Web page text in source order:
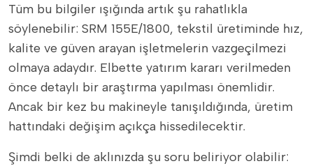
Tüm bu bilgiler ışığında artık şu rahatlıkla
söylenebilir: SRM 155E/1800, tekstil üretiminde hız,
kalite ve güven arayan işletmelerin vazgeçilmezi
olmaya adaydır. Elbette yatırım kararı verilmeden
önce detaylı bir araştırma yapılması önemlidir.
Ancak bir kez bu makineyle tanışıldığında, üretim
hattındaki değişim açıkça hissedilecektir.
Şimdi belki de aklınızda şu soru beliriyor olabilir: